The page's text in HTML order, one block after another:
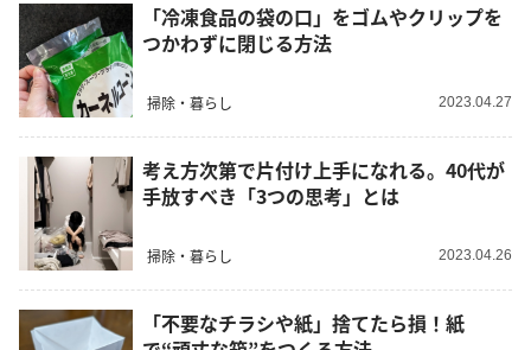
「冷凍食品の袋の口」をゴムやクリップを
つかわずに閉じる方法
掃除・暮らし 2023.04.27
考え方次第で片付け上手になれる。40代が
手放すべき「3つの思考」とは
掃除・暮らし 2023.04.26
「不要なチラシや紙」捨てたら損！紙